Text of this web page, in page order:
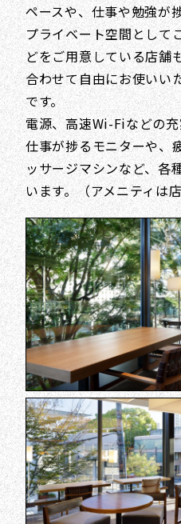
ペースや、仕事や勉強が
プライベート空間として
どをご用意している店舗
合わせて自由にお使いい
です。
電源、高速Wi-Fiなどの
仕事が捗るモニターや、
ッサージマシンなど、各
います。（アメニティは